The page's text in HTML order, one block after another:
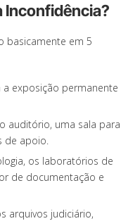
Inconfidência?
basicamente em 5
a exposição permanente
auditório, uma sala para
de apoio.
os laboratórios de
de documentação e
arquivos judiciário,